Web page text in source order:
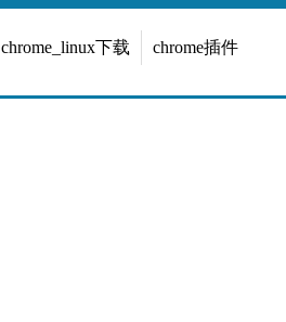
chrome_linux下载 chrome插件